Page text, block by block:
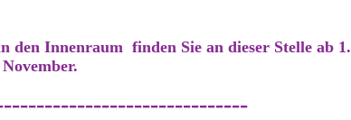
den Innenraum finden Sie an dieser Stelle ab 1.
November.